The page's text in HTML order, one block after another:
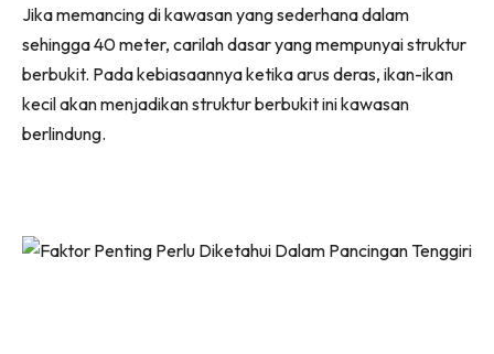
Jika memancing di kawasan yang sederhana dalam
sehingga 40 meter, carilah dasar yang mempunyai struktur
berbukit. Pada kebiasaannya ketika arus deras, ikan-ikan
kecil akan menjadikan struktur berbukit ini kawasan
berlindung.